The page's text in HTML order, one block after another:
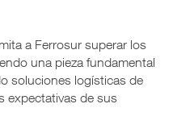
a Ferrosur superar los
una pieza fundamental
soluciones logísticas de
expectativas de sus